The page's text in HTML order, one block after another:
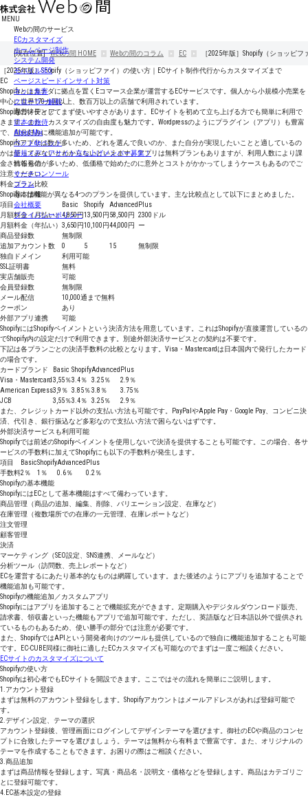
[現在位置] Webの間 HOME Webの間のコラム EC ［2025年版］Shopify（ショッピ
［2025年版］Shopify（ショッピファイ）の使い方｜ECサイト制作代行からカスタマイズまで
EC
Shopifyとはカナダに拠点を置くEコマース企業が運営するECサービスです。個人から小規模小売業を
中心に世界170カ国以上、数百万以上の店舗で利用されています。
Shopifyの特長としてまず使いやすさがあります。ECサイトを初めて立ち上げる方でも簡単に利用で
きます。また、カスタマイズの自由度も魅力です。Wordpressのようにプラグイン（アプリ）も豊富
で、自分好みに機能追加が可能です。
Shopifyアプリは数が多いため、どれを選んで良いのか、また自分が実現したいことと適しているの
かは使ってみないとわからないといえます。アプリは無料プランもありますが、利用人数により課
金されるものが多いため、低価格で始めたのに意外とコストがかかってしまうケースもあるのでご
注意ください。
料金プラン比較
Shopifyには機能が異なる4つのプランを提供しています。主な比較点として以下にまとめました。
項目
Basic Shopify AdvancedPlus
月額料金（月払い）4,850円13,500円58,500円 2300ドル
月額料金（年払い） 3,650円10,100円44,000円
ー
商品登録数
無制限
追加アカウント数
0 5 15
無制限
独自ドメイン
利用可能
SSL証明書
無料
実店舗販売
可能
会員登録数
無制限
メール配信
10,000通まで無料
クーポン
あり
外部アプリ連携
可能
ShopifyにはShopifyペイメントという決済方法を用意しています。これはShopifyが直接運営しているの
でShopify内の設定だけで利用できます。別途外部決済サービスとの契約は不要です。
下記は各プランごとの決済手数料の比較となります。Visa・Mastercardは日本国内で発行したカード
の場合です。
カードブランド
Basic ShopifyAdvancedPlus
Visa・Mastercard3,55％3.4％ 3.25％
2.9％
American Express3,9％ 3.85％3.8％
3.75％
JCB
3,55％3.4％ 3.25％
2.9％
また、クレジットカード以外の支払い方法も可能です。PayPalやApple Pay・Google Pay、コンビニ決
済、代引き、銀行振込など多彩なので支払い方法で困らないはずです。
外部決済サービスも利用可能
Shopifyでは前述のShopifyペイメントを使用しないで決済を提供することも可能です。この場合、各サ
ービスの手数料に加えてShopifyにも以下の手数料が発生します。
項目
BasicShopifyAdvancedPlus
手数料2％ 1％ 0.6％
0.2％
Shopifyの基本機能
ShopifyにはECとして基本機能はすべて備わっています。
商品管理（商品の追加、編集、削除、バリエーション設定、在庫など）
在庫管理（複数場所での在庫の一元管理、在庫レポートなど）
注文管理
顧客管理
決済
マーケティング（SEO設定、SNS連携、メールなど）
分析ツール（訪問数、売上レポートなど）
ECを運営するにあたり基本的なものは網羅しています。また後述のようにアプリを追加することで
機能追加も可能です。
Shopifyの機能追加／カスタムアプリ
Shopifyにはアプリを追加することで機能拡充ができます。定期購入やデジタルダウンロード販売、
請求書、領収書といった機能もアプリで追加可能です。ただし、英語版など日本語以外で提供され
ているものもあるため、使い勝手の部分では注意が必要です。
また、ShopifyではAPIという開発者向けのツールも提供しているので独自に機能追加することも可能
です。EC-CUBE同様に御社に適したECカスタマイズも可能なのでまずは一度ご相談ください。
ECサイトのカスタマイズについて
Shopifyの使い方
Shopifyは初心者でもECサイトを開設できます。ここではその流れを簡単にご説明します。
1.アカウント登録
まずは無料のアカウント登録をします。Shopifyアカウントはメールアドレスがあれば登録可能で
す。
2.デザイン設定、テーマの選択
アカウント登録後、管理画面にログインしてデザインテーマを選びます。御社のECや商品のコンセ
プトに合致したテーマを選びましょう。テーマは無料から有料まで豊富です。また、オリジナルの
テーマを作成することもできます。お困りの際はご相談ください。
3.商品追加
まずは商品情報を登録します。写真・商品名・説明文・価格などを登録します。商品はカテゴリご
とに登録可能です。
4.EC基本設定の登録
MENU
Webの間のサービス
ECカスタマイズ
ホームページ制作
システム開発
モバイルSEO
ページスピードインサイト対策
ネット集客
クローラー解析
運営メディア
日本の旅侍
About Moi
ペットdeペット
新規メディアサイト立ち上げメンバー募集！
情報発信
サーチコンソール
コラム
基本情報
会社概要
プライバシーポリシー